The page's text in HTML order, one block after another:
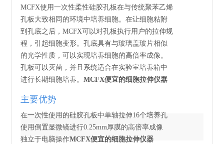
MCFX使用一次性柔性硅胶孔板在与传统聚苯乙烯
孔板大致相同的环境中培养细胞。在让细胞粘附
到孔底之后，MCFX可以对孔板执行用户的拉伸规
程，引起细胞变形。孔底具有与玻璃盖玻片相似
的光学性质，可以实现培养细胞的高倍率成像。
孔板可以灭菌，并且系统适合在实验室培养箱中
进行长期细胞培养。MCFX便宜的细胞拉伸仪器
主要优势
在一次性使用的硅胶孔板中单轴拉伸16个培养孔
使用倒置显微镜进行0.25mm厚膜的高倍率成像
独立于电脑操作MCFX便宜的细胞拉伸仪器